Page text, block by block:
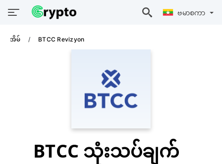
ဗမာစကာ
အိမ် BTCC Revizyon
BTCC သုံးသပ်ချက်